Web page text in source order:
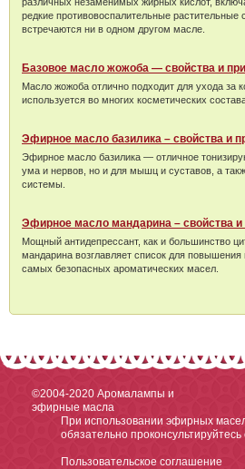
редкие противовоспалительные растительные
встречаются ни в одном другом масле.
Базовое масло жожоба — свойства и
Масло жожоба отлично подходит для ухода за
используется во многих косметических
Эфирное масло базилика – свойства и
Эфирное масло базилика — отличное
ума и нервов, но и для мышц и суставов, а
системы.
Эфирное масло мандарина – свойства и
Мощный антидепрессант, как и большинство
мандарина возглавляет список для повышения
самых безопасных ароматических масел.
©2004-2020 Аромалампы и
эфирные масла
При использовании эфирных
обязательно проконсультируйтесь
Пользовательское соглашение